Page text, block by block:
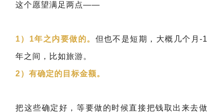
这个愿望满足两点——
1）1年之内要做的。 但也不是短期，大概几个月-1
年之间，比如旅游。
2）有确定的目标金额。
把这些确定好，等要做的时候直接把钱取出来去做